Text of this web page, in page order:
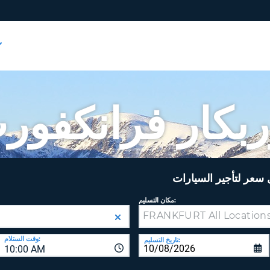
لتأجير السيارات
مكان التسليم:
10:00 AM
وقت الستلام: تاريخ التسليم: